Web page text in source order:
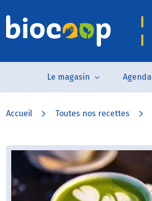
Le magasin Agenda
Accueil Toutes nos recettes